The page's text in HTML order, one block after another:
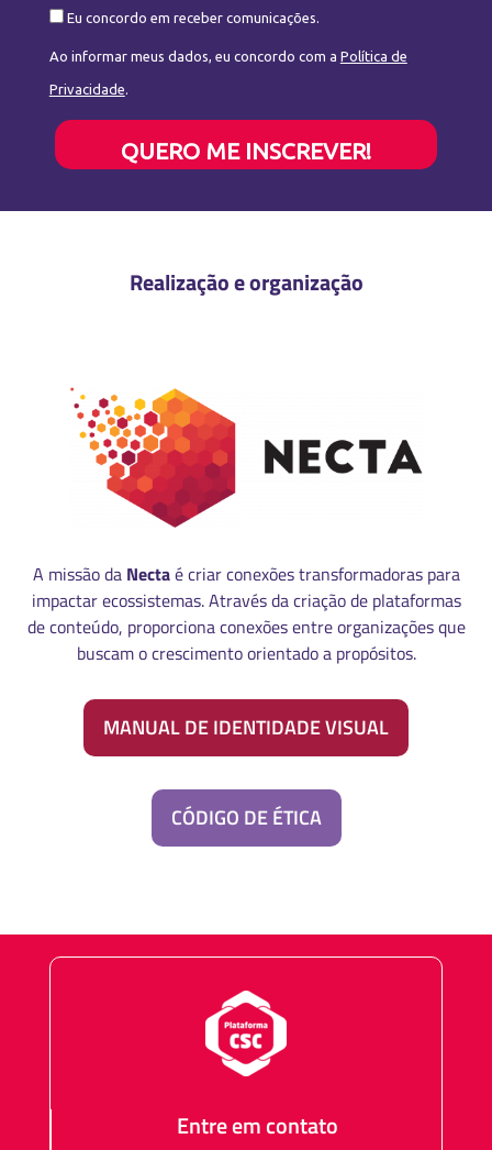
Eu concordo em receber comunicações.
Ao informar meus dados, eu concordo com a Política de
Privacidade.
QUERO ME INSCREVER!
Realização e organização
A missão da Nectaé criar conexões transformadoras para
impactar ecossistemas. Através da criação de plataformas
de conteúdo, proporciona conexões entre organizações que
buscam o crescimento orientado a propósitos.
MANUAL DE IDENTIDADE VISUAL
CÓDIGO DE ÉTICA
Entre em contato